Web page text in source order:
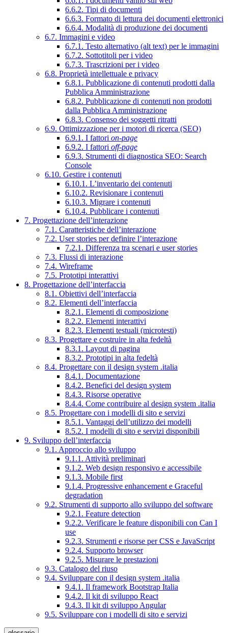
6.6.2. Tipi di documenti
6.6.3. Formato di lettura dei documenti elettronici
6.6.4. Modalità di produzione dei documenti
6.7. Immagini e video
6.7.1. Testo alternativo (alt text) per le immagini
6.7.2. Sottotitoli per i video
6.7.3. Trascrizioni per i video
6.8. Proprietà intellettuale e privacy
6.8.1. Pubblicazione di contenuti prodotti dalla
Pubblica Amministrazione
6.8.2. Pubblicazione di contenuti non prodotti
dalla Pubblica Amministrazione
6.8.3. Consenso dei soggetti ritratti
6.9. Ottimizzazione per i motori di ricerca (SEO)
6.9.1. I fattori on-page
6.9.2. I fattori off-page
6.9.3. Strumenti di diagnostica SEO: Search
Console
6.10. Gestire i contenuti
6.10.1. L’inventario dei contenuti
6.10.2. Revisionare i contenuti
6.10.3. Migrare i contenuti
6.10.4. Pubblicare i contenuti
7. Progettazione dell’interazione
7.1. Caratteristiche dell’interazione
7.2. User stories per definire l’interazione
7.2.1. Differenza tra scenari e user stories
7.3. Flussi di interazione
7.4. Wireframe
7.5. Prototipi interattivi
8. Progettazione dell’interfaccia
8.1. Obiettivi dell’interfaccia
8.2. Elementi dell’interfaccia
8.2.1. Elementi di composizione
8.2.2. Elementi interattivi
8.2.3. Elementi testuali (microtesti)
8.3. Progettare e costruire in alta fedeltà
8.3.1. Layout di pagina
8.3.2. Prototipi in alta fedeltà
8.4. Progettare con il design system .italia
8.4.1. Documentazione
8.4.2. Benefici del design system
8.4.3. Risorse operative
8.4.4. Come contribuire al design system .italia
8.5. Progettare con i modelli di sito e servizi
8.5.1. Vantaggi dell’utilizzo dei modelli
8.5.2. I modelli di sito e servizi disponibili
9. Sviluppo dell’interfaccia
9.1. Approccio allo sviluppo
9.1.1. Attività preliminari
9.1.2. Web design responsivo e accessibile
9.1.3. Mobile first
9.1.4. Progressive enhancement e Graceful
degradation
9.2. Strumenti di supporto allo sviluppo del software
9.2.1. Feature detection
9.2.2. Verificare le feature disponibili con Can I
use
9.2.3. Strumenti e risorse per CSS e JavaScript
9.2.4. Supporto browser
9.2.5. Misurare le prestazioni
9.3. Catalogo del riuso
9.4. Sviluppare con il design system .italia
9.4.1. Il framework Bootstrap Italia
9.4.2. Il kit di sviluppo React
9.4.3. Il kit di sviluppo Angular
9.5. Sviluppare con i modelli di sito e servizi